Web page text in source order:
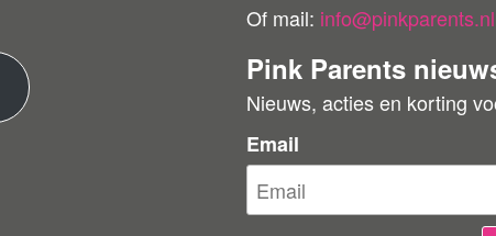
Of mail: info@pinkparents.nl
Pink Parents
Nieuws, acties en korting
Email